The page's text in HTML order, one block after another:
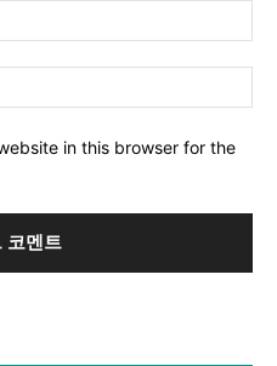
in this browser for the